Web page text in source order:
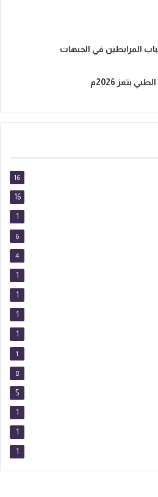
المرابطين في الجبهات
بتعز 2026م
16
16
1
6
4
1
1
1
1
1
8
5
1
1
1